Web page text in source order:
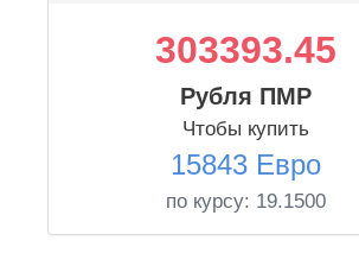
303393.45
Рубля ПМР
Чтобы купить
15843 Евро
по курсу: 19.1500